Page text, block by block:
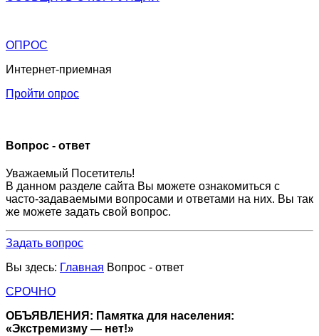
ОПРОС
Интернет-приемная
Пройти опрос
Вопрос - ответ
Уважаемый Посетитель!
В данном разделе сайта Вы можете ознакомиться с
часто-задаваемыми вопросами и ответами на них. Вы так
же можете задать свой вопрос.
Задать вопрос
Вы здесь: Главная Вопрос - ответ
СРОЧНО
ОБЪЯВЛЕНИЯ: Памятка для населения:
«Экстремизму — нет!»